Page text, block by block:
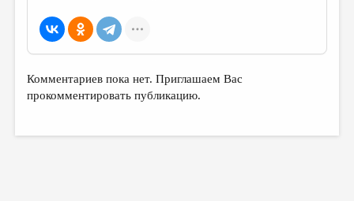
Комментариев пока нет. Приглашаем Вас
прокомментировать публикацию.